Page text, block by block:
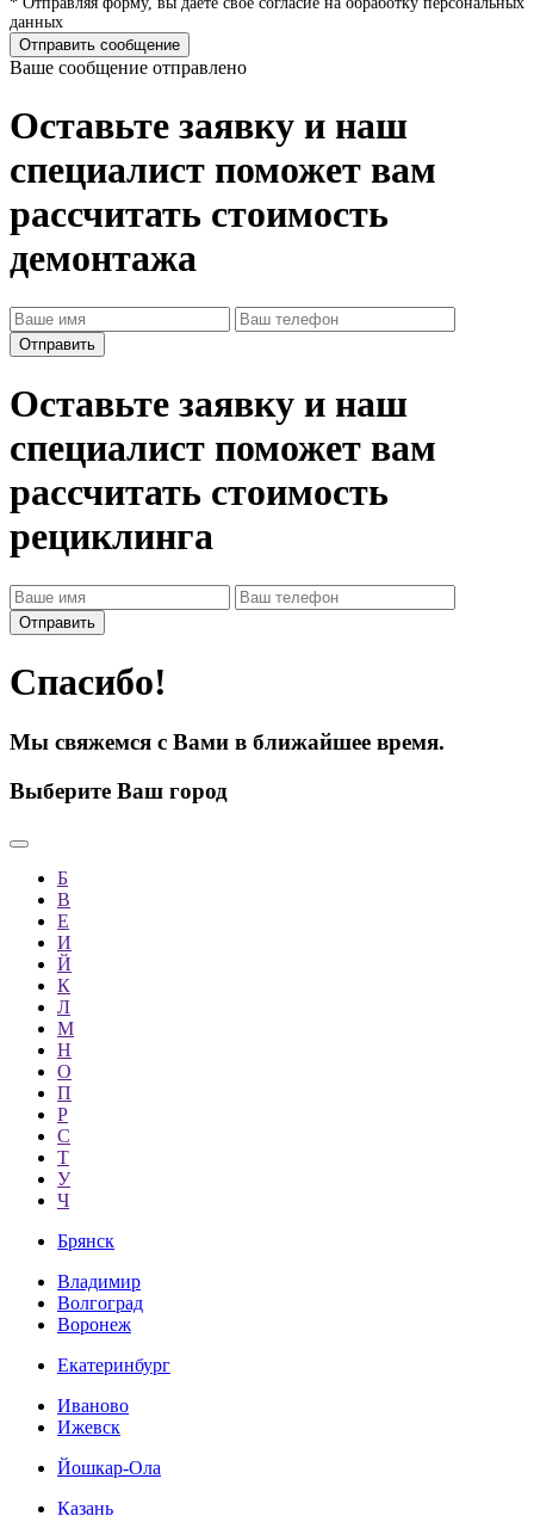
данных
Отправить сообщение
Ваше сообщение отправлено
Оставьте заявку и наш
специалист поможет вам
рассчитать стоимость
демонтажа
Оставьте заявку и наш
специалист поможет вам
рассчитать стоимость
рециклинга
Спасибо!
Мы свяжемся с Вами в ближайшее время.
Выберите Ваш город
Б
В
Е
И
Й
К
Л
М
Н
О
П
Р
С
Т
У
Ч
Брянск
Владимир
Волгоград
Воронеж
Екатеринбург
Иваново
Ижевск
Йошкар-Ола
Казань